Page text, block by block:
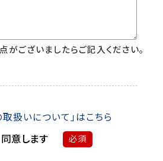
ございましたらご記入ください。
扱いについて」はこちら
同意します 必須